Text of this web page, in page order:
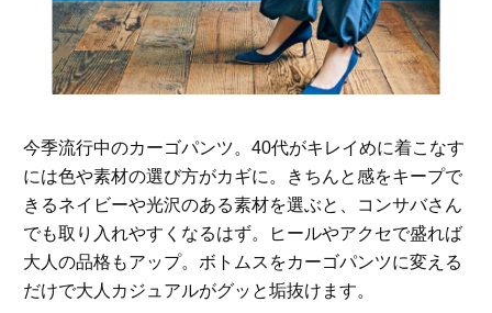
今季流行中のカーゴパンツ。40代がキレイめに着こなす
には色や素材の選び方がカギに。きちんと感をキープで
きるネイビーや光沢のある素材を選ぶと、コンサバさん
でも取り入れやすくなるはず。ヒールやアクセで盛れば
大人の品格もアップ。ボトムスをカーゴパンツに変える
だけで大人カジュアルがグッと垢抜けます。